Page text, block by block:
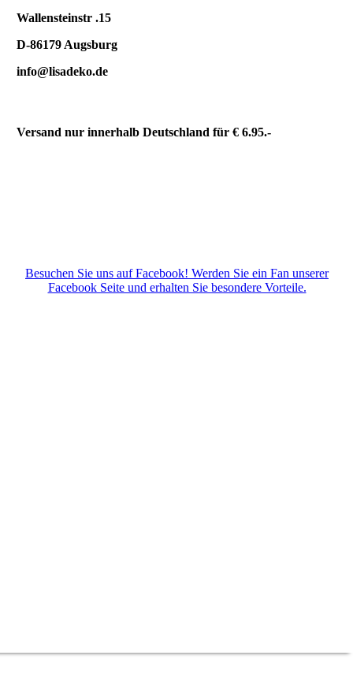
Wallensteinstr .15
D-86179 Augsburg
info@lisadeko.de
Versand nur innerhalb Deutschland für € 6.95.-
Besuchen Sie uns auf Facebook! Werden Sie ein Fan unserer
Facebook Seite und erhalten Sie besondere Vorteile.